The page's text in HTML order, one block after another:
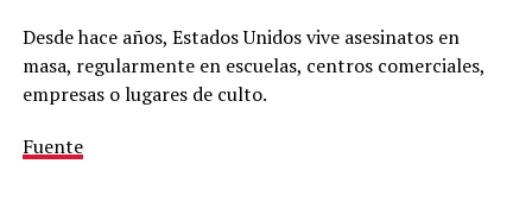
Desde hace años, Estados Unidos vive asesinatos en
masa, regularmente en escuelas, centros comerciales,
empresas o lugares de culto.
Fuente